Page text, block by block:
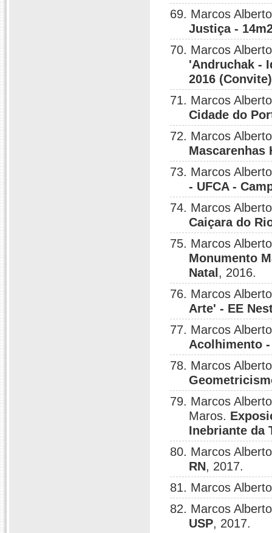
69. Marcos
Justiça -
70. Marcos
'Andruchak -
2016 (Convite)
71. Marcos
Cidade do
72. Marcos
Mascarenhas
73. Marcos
- UFCA -
74. Marcos
Caiçara do
75. Marcos
Monumento
Natal , 2016.
76. Marcos
Arte' - EE
77. Marcos
Acolhimento
78. Marcos
79. Marcos
Maros.
Inebriante da
80. Marcos
RN, 2017.
81. Marcos
82. Marcos
USP, 2017.